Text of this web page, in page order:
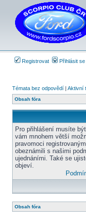
Registrovat Přihlásit se
Témata bez odpovědí | Aktivní
Obsah fóra
Pro přihlášení musíte
vám mnohem větší
pravomoci
obeznámili s našimi
ujednáními. Také se
objeví.
Obsah fóra